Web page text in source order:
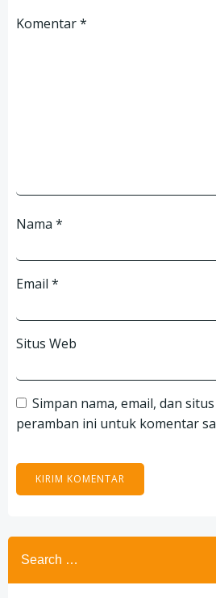
Komentar*
Nama *
Email *
Situs Web
Simpan nama, email, dan
peramban ini untuk komentar
Search
for: